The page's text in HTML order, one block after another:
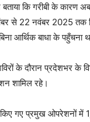
बताया कि गरीबी के कारण
से 22 नवंबर 2025 तक
आर्थिक बाधा के पहुँचना
के दौरान प्रदेशभर के
शामिल रहे।
किए गए प्रमुख